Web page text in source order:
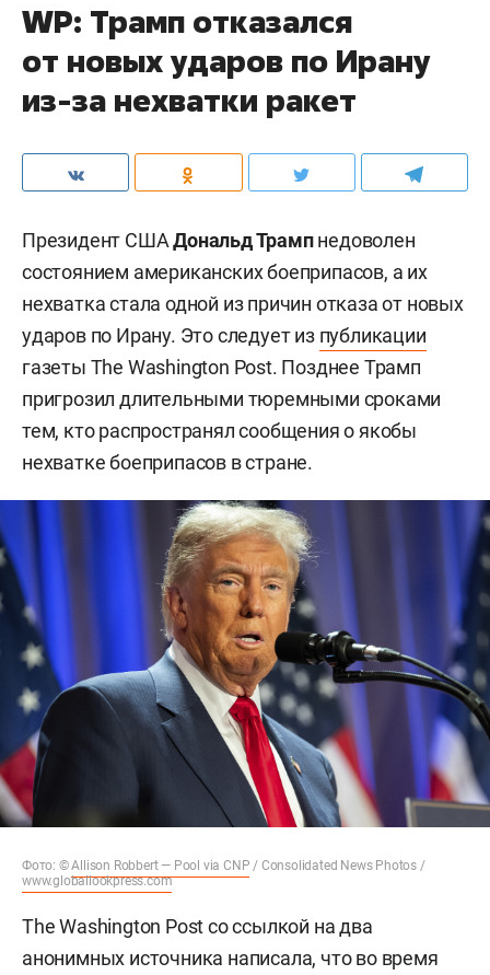
WP: Трамп отказался
от новых ударов по Ирану
из-за нехватки ракет
Президент СШАДональд Трампнедоволен
состоянием американских боеприпасов, а их
нехватка стала одной из причин отказа от новых
ударов по Ирану. Это следует из публикации
газеты The Washington Post. Позднее Трамп
пригрозил длительными тюремными сроками
тем, кто распространял сообщения о якобы
нехватке боеприпасов в стране.
Фото: ©Allison Robbert — Pool via CNP / Consolidated News Photos /
www.globallookpress.com
The Washington Post со ссылкой на два
анонимных источника написала, что во время